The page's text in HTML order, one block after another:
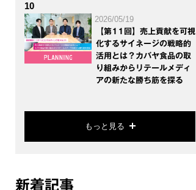
10
2026/05/19
【第11回】売上貢献を可視
化するサイネージの戦略的
活用とは？カバヤ食品の取
り組みからリテールメディ
アの新たな勝ち筋を探る
もっと見る
新着記事